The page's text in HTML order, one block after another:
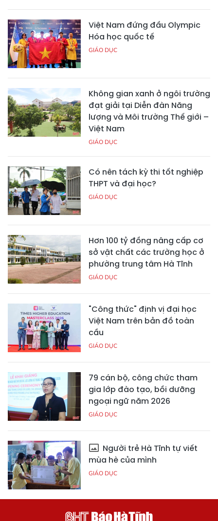
Việt Nam đứng đầu Olympic
Hóa học quốc tế
GIÁO DỤC
Không gian xanh ở ngôi trường
đạt giải tại Diễn đàn Năng
lượng và Môi trường Thế giới –
Việt Nam
GIÁO DỤC
Có nên tách kỳ thi tốt nghiệp
THPT và đại học?
GIÁO DỤC
Hơn 100 tỷ đồng nâng cấp cơ
sở vật chất các trường học ở
phường trung tâm Hà Tĩnh
GIÁO DỤC
"Công thức" định vị đại học
Việt Nam trên bản đồ toàn
cầu
GIÁO DỤC
79 cán bộ, công chức tham
gia lớp đào tạo, bồi dưỡng
ngoại ngữ năm 2026
GIÁO DỤC
Người trẻ Hà Tĩnh tự viết
mùa hè của mình
GIÁO DỤC